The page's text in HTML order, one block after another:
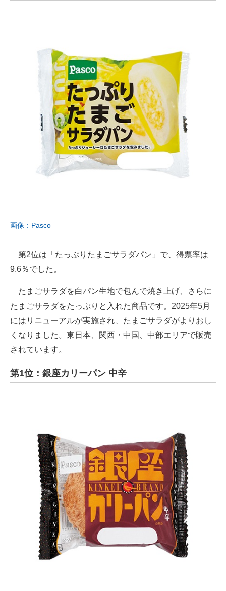
画像：Pasco
第2位は「たっぷりたまごサラダパン」で、得票率は
9.6％でした。
たまごサラダを白パン生地で包んで焼き上げ、さらに
たまごサラダをたっぷりと入れた商品です。2025年5月
にはリニューアルが実施され、たまごサラダがよりおし
くなりました。東日本、関西・中国、中部エリアで販売
されています。
第1位：銀座カリーパン 中辛